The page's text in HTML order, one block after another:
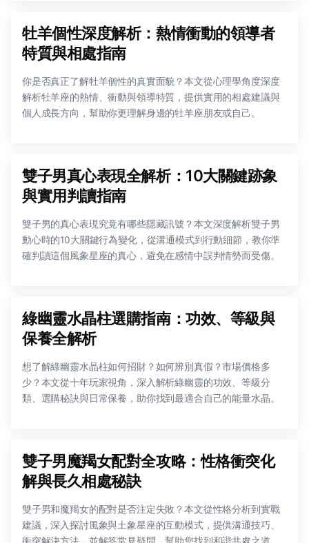
牡羊個性深度解析：熱情衝動的領導者
特質與相處指南
你是否真正了解牡羊個性的真實面貌？本文從心理學角度深度
解析牡羊座的熱情、衝動與領導特質，提供實用的相處建議與
個人成長方向，幫助你更理解身邊的牡羊座朋友或自己。
雙子男真心表現全解析：10大關鍵跡象
與實用判讀指南
雙子男的真心表現究竟有哪些隱藏訊號？本文深度解析雙子男
動心時的10大關鍵行為變化，從溝通模式到行動細節，教你準
確判讀這個風象星座的真心，避免在感情中誤判情勢而受傷。
綠幽靈水晶柱選購指南：功效、等級與
保養全解析
想了解綠幽靈水晶柱如何招財？如何辨別真假？市場價格多
少？本文從十年玩家視角，深入解析綠幽靈的功效、等級分
類、選購秘訣與日常保養，助你找到最適合自己的能量水晶。
雙子男魔羯女配對全攻略：性格衝突化
解與長久相處秘訣
雙子男和魔羯女的配對是否注定失敗？本文從性格分析到實戰
建議，深入探討風象與土象星座的互動模式，提供溝通技巧、